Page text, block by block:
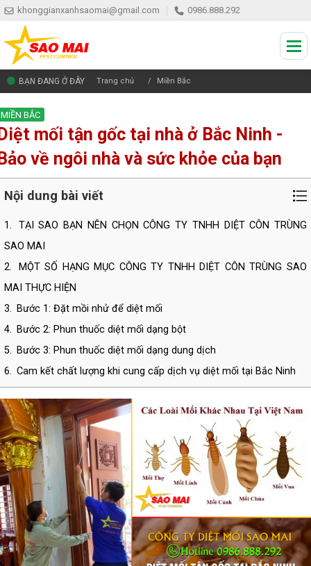
khonggianxanhsaomai@gmail.com 0986.888.292
BẠN ĐANG Ở ĐÂY Trang chủ Miền Bắc
MIỀN BẮC
mối tận gốc tại nhà ở Bắc Ninh -
về ngôi nhà và sức khỏe của bạn
Nội dung bài viết
1.
TẠI SAO BẠN NÊN CHỌN CÔNG TY TNHH DIỆT CÔN TRÙNG
SAO MAI
2.
MỘT SỐ HẠNG MỤC CÔNG TY TNHH DIỆT CÔN TRÙNG SAO
MAI THỰC HIỆN
3. Bước 1: Đặt mồi nhử để diệt mối
4. Bước 2: Phun thuốc diệt mối dạng bột
5. Bước 3: Phun thuốc diệt mối dạng dung dịch
6. Cam kết chất lượng khi cung cấp dịch vụ diệt mối tại Bắc Ninh
MAI